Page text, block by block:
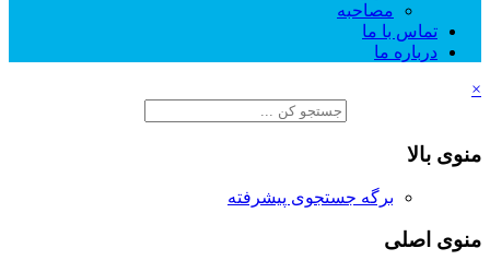
مصاحبه
تماس با ما
درباره ما
×
منوی بالا
برگه جستجوی پیشرفته
منوی اصلی